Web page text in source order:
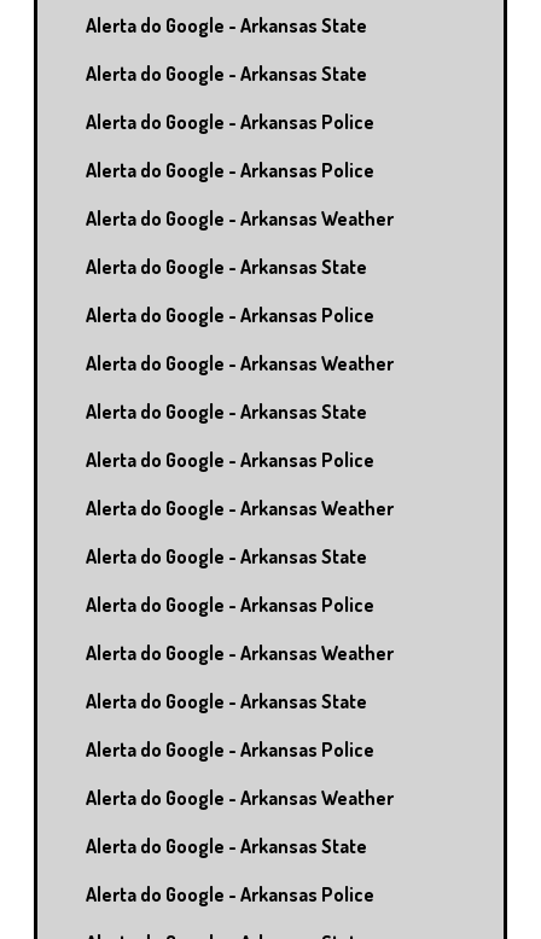
Alerta do Google - Arkansas State
Alerta do Google - Arkansas State
Alerta do Google - Arkansas Police
Alerta do Google - Arkansas Police
Alerta do Google - Arkansas Weather
Alerta do Google - Arkansas State
Alerta do Google - Arkansas Police
Alerta do Google - Arkansas Weather
Alerta do Google - Arkansas State
Alerta do Google - Arkansas Police
Alerta do Google - Arkansas Weather
Alerta do Google - Arkansas State
Alerta do Google - Arkansas Police
Alerta do Google - Arkansas Weather
Alerta do Google - Arkansas State
Alerta do Google - Arkansas Police
Alerta do Google - Arkansas Weather
Alerta do Google - Arkansas State
Alerta do Google - Arkansas Police